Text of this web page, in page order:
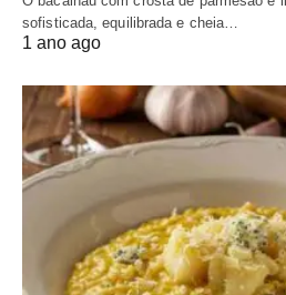
sofisticada, equilibrada e cheia…
1 ano ago